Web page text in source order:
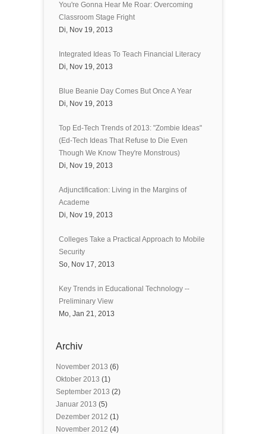
You're Gonna Hear Me Roar: Overcoming
Classroom Stage Fright
Di, Nov 19, 2013
Integrated Ideas To Teach Financial Literacy
Di, Nov 19, 2013
Blue Beanie Day Comes But Once A Year
Di, Nov 19, 2013
Top Ed-Tech Trends of 2013: "Zombie Ideas"
(Ed-Tech Ideas That Refuse to Die Even
Though We Know They're Monstrous)
Di, Nov 19, 2013
Adjunctification: Living in the Margins of
Academe
Di, Nov 19, 2013
Colleges Take a Practical Approach to Mobile
Security
So, Nov 17, 2013
Key Trends in Educational Technology --
Preliminary View
Mo, Jan 21, 2013
Archiv
November 2013 (6)
Oktober 2013 (1)
September 2013 (2)
Januar 2013 (5)
Dezember 2012 (1)
November 2012 (4)